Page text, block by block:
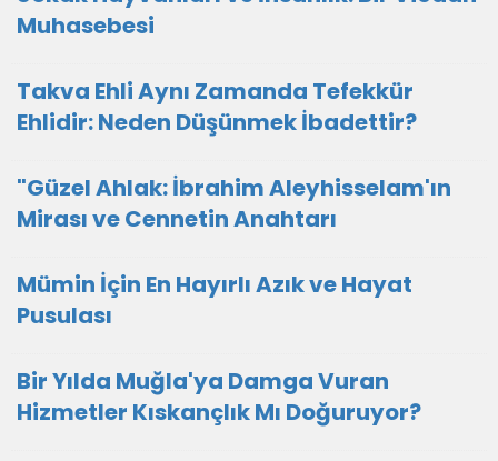
Muhasebesi
Takva Ehli Aynı Zamanda Tefekkür
Ehlidir: Neden Düşünmek İbadettir?
"Güzel Ahlak: İbrahim Aleyhisselam'ın
Mirası ve Cennetin Anahtarı
Mümin İçin En Hayırlı Azık ve Hayat
Pusulası
Bir Yılda Muğla'ya Damga Vuran
Hizmetler Kıskançlık Mı Doğuruyor?